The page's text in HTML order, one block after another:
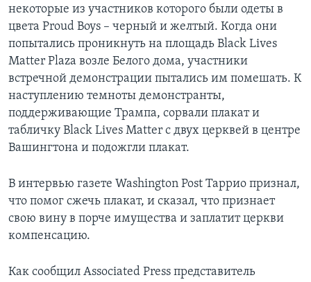
некоторые из участников которого были одеты в
цвета Proud Boys – черный и желтый. Когда они
попытались проникнуть на площадь Black Lives
Matter Plaza возле Белого дома, участники
встречной демонстрации пытались им помешать. К
наступлению темноты демонстранты,
поддерживающие Трампа, сорвали плакат и
табличку Black Lives Matter с двух церквей в центре
Вашингтона и подожгли плакат.
В интервью газете Washington Post Таррио признал,
что помог сжечь плакат, и сказал, что признает
свою вину в порче имущества и заплатит церкви
компенсацию.
Как сообщил Associated Press представитель